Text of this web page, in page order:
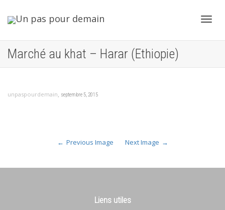
Marché au khat – Harar (Ethiopie)
unpaspourdemain, septembre 5, 2015
Previous Image Next Image
Liens utiles